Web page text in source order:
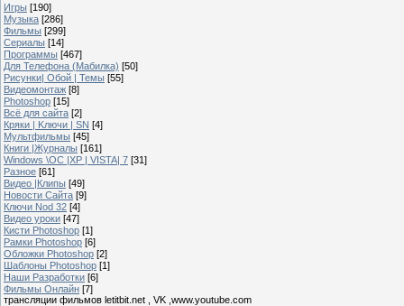
Игры [190]
Музыка [286]
Фильмы [299]
Сериалы [14]
Программы [467]
Для Телефона (Мабилка) [50]
Рисунки| Обой | Темы [55]
Видеомонтаж [8]
Photoshop [15]
Всё для сайта [2]
Кряки | Kлючи | SN [4]
Мультфильмы [45]
Книги |Журналы [161]
Windows \OC |XP | VISTA| 7 [31]
Разное [61]
Видео |Клипы [49]
Новости Сайта [9]
Ключи Nod 32 [4]
Видео уроки [47]
Кисти Photoshop [1]
Рамки Photoshop [6]
Обложки Photoshop [2]
Шаблоны Photoshop [1]
Наши Разработки [6]
Фильмы Онлайн [7]
трансляции фильмов letitbit.net , VK ,www.youtube.com